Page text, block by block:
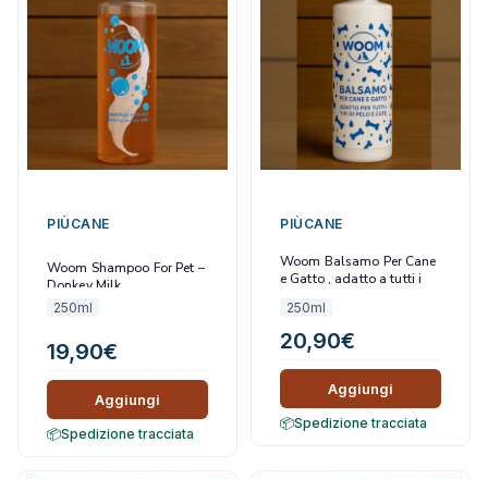
PIÙCANE
Woom Shampoo For Pet –
Donkey Milk
250ml
19,90€
Aggiungi
Spedizione tracciata
PIÙCANE
Woom Balsamo Per Cane
e Gatto , adatto a tutti i
250ml
20,90€
Aggiungi
Spedizione tracciata